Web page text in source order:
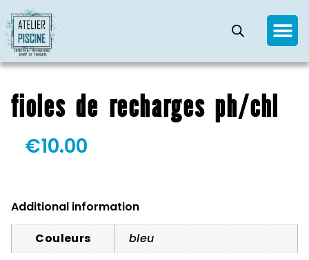
fioles de recharges ph/chl
€10.00
Additional information
Couleurs
bleu